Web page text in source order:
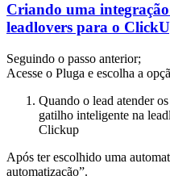
Criando uma
leadlovers para o
Seguindo o passo anterior;
Acesse o Pluga e escolha a
Quando o lead atender os
gatilho inteligente na
Clickup
Após ter escolhido uma
automatização”.